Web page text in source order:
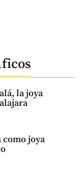
la joya
joya